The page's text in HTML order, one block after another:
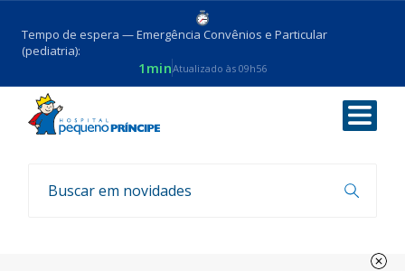
Tempo de espera — Emergência Convênios e Particular
(pediatria):
1minAtualizado às 09h56
Voltar
Eventos